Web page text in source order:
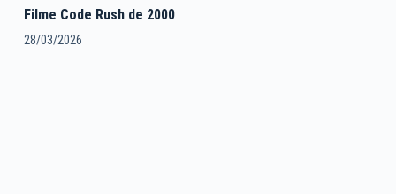
Filme Code Rush de 2000
28/03/2026